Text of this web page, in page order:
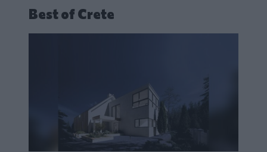
Best of Crete